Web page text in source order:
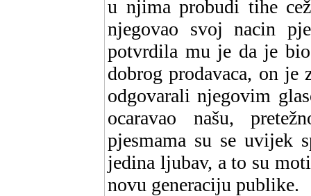
u njima probudi tihe
njegovao svoj nacin
potvrdila mu je da je
dobrog prodavaca, on
odgovarali njegovim
ocaravao našu,
pjesmama su se uvijek
jedina ljubav, a to su
novu generaciju publike.